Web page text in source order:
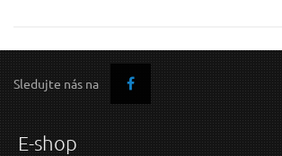
Sledujte nás na
E-shop